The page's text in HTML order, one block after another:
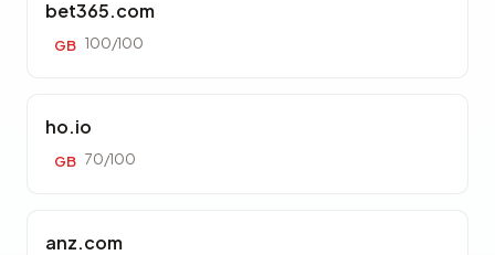
bet365.com
GB 100/100
ho.io
GB 70/100
anz.com